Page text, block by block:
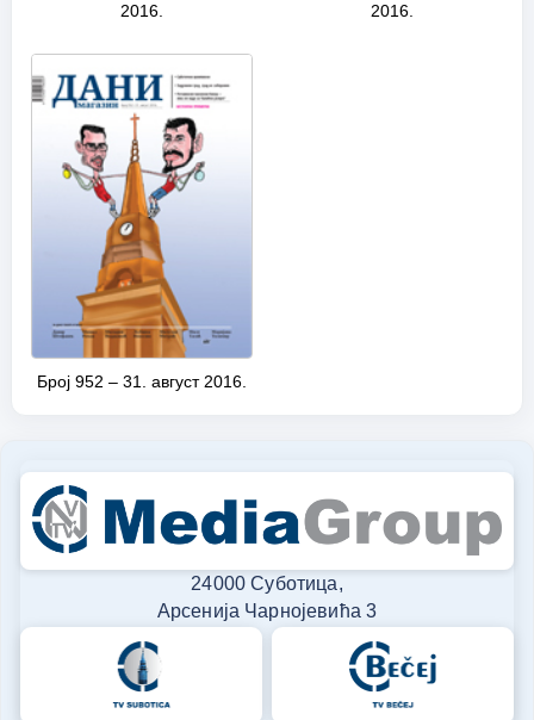
2016.
2016.
Број 952 – 31. август 2016.
24000 Суботица,
Арсенија Чарнојевића 3